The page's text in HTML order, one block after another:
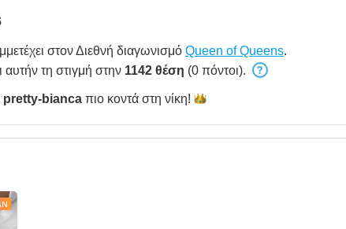
στον Διεθνή διαγωνισμό Queen of Queens.
αυτήν τη στιγμή στην 1142 θέση (0 πόντοι).
pretty-bianca πιο κοντά στη νίκη!